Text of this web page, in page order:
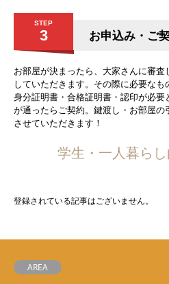
STEP
3 お申込み・ご
お部屋が決まったら、大家さんに審
していただきます。その際に必要なも
身分証明書・合格証明書・認印が必
が通ったらご契約。鍵渡し・お部屋の
させていただきます！
学生・一人暮ら
登録されている記事はございません。
AREA